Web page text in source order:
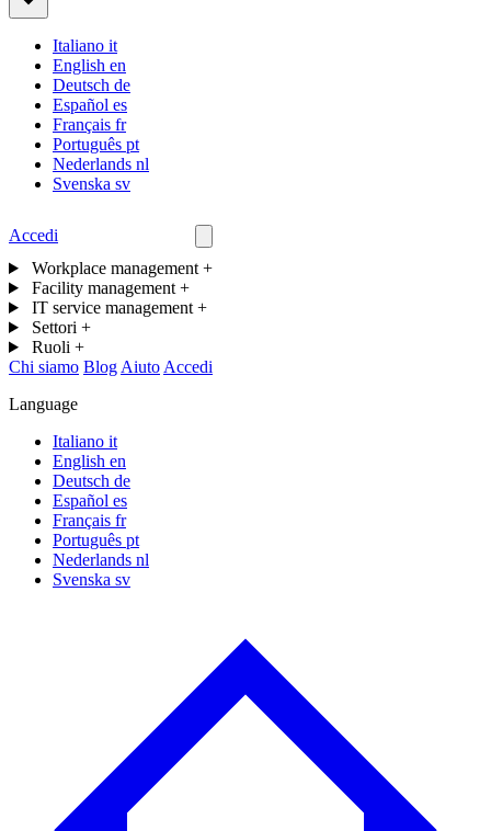
Italiano it
English en
Deutsch de
Español es
Français fr
Português pt
Nederlands nl
Svenska sv
Accedi
Workplace management +
Facility management +
IT service management +
Settori +
Ruoli +
Chi siamo Blog Aiuto Accedi
Language
Italiano it
English en
Deutsch de
Español es
Français fr
Português pt
Nederlands nl
Svenska sv